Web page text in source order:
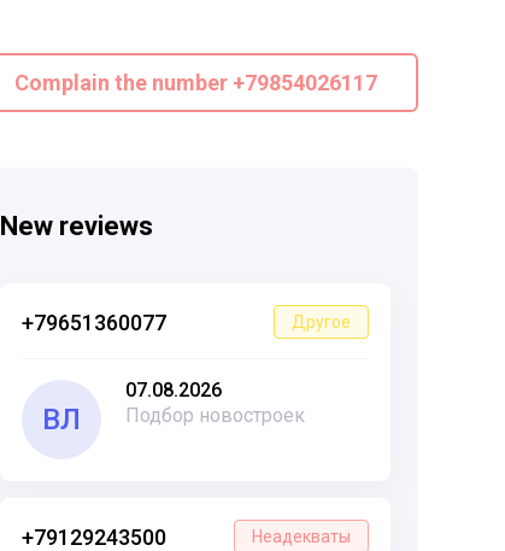
Complain the number +79854026117
New reviews
+79651360077 Другое
ВЛ
07.08.2026
Подбор новостроек
+79129243500 Неадекваты